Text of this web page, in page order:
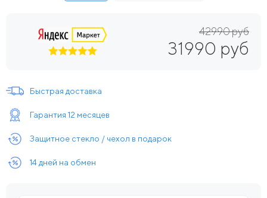
42990 руб
31990 руб
Быстрая доставка
Гарантия 12 месяцев
Защитное стекло / чехол в подарок
14 дней на обмен